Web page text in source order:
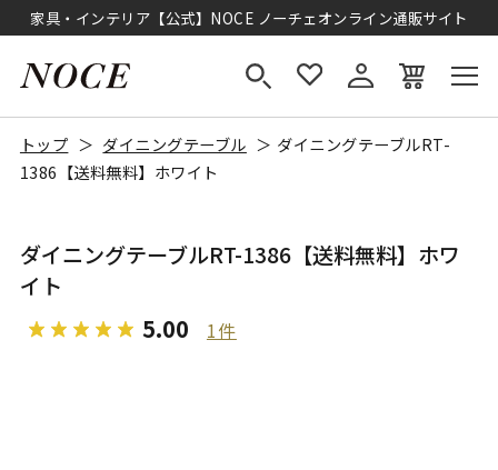
家具・インテリア【公式】NOCE ノーチェオンライン通販サイト
トップ ダイニングテーブル
ダイニングテーブルRT-
1386【送料無料】ホワイト
ダイニングテーブルRT-1386【送料無料】ホワ
イト
5.00 1件